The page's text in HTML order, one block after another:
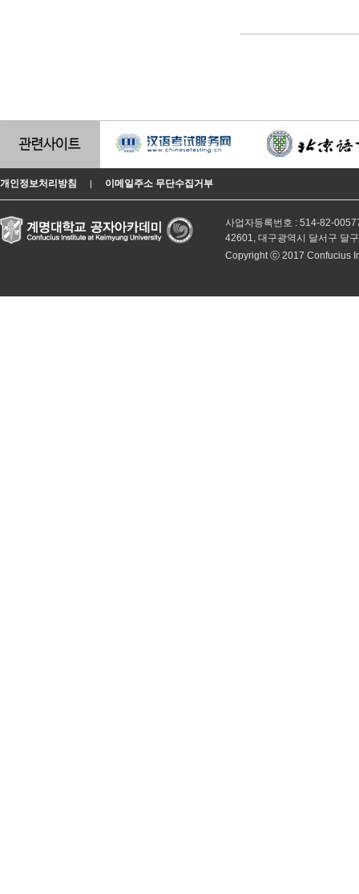
개인정보처리방침 | 이메일주소 무단수집거부
사업자등록번호 : 514-82-
42601, 대구광역시 달서구 달
Copyright ⓒ 2017 Confucius